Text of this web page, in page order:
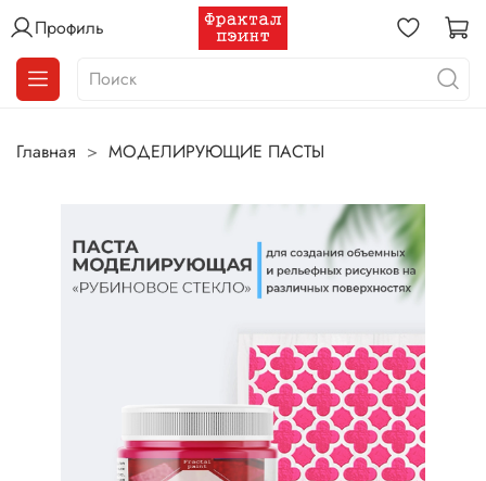
Профиль
Главная МОДЕЛИРУЮЩИЕ ПАСТЫ